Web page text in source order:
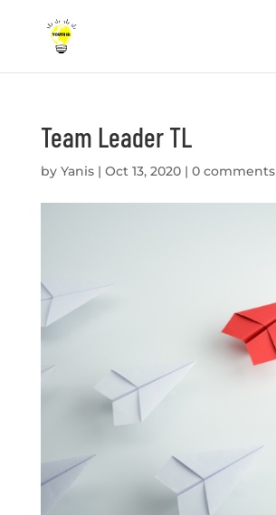
Team Leader TL
by Yanis| Oct 13, 2020| 0 comments